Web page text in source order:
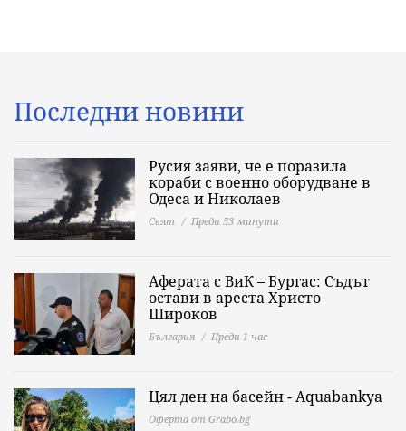
Последни новини
Русия заяви, че е поразила
кораби с военно оборудване в
Одеса и Николаев
Свят Преди 53 минути
Аферата с ВиК – Бургас: Съдът
остави в ареста Христо
Широков
България Преди 1 час
Цял ден на басейн - Aquabankya
Оферта от Grabo.bg